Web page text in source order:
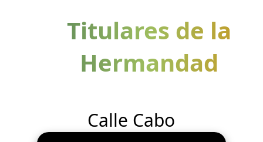
Titulares de la
Hermandad
Calle Cabo